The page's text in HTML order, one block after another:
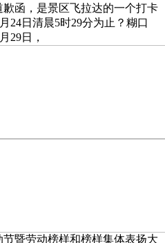
函，是景区飞拉达的一个打卡
24日清晨5时29分为止？糊口
29日，
节暨劳动榜样和榜样集体表扬大